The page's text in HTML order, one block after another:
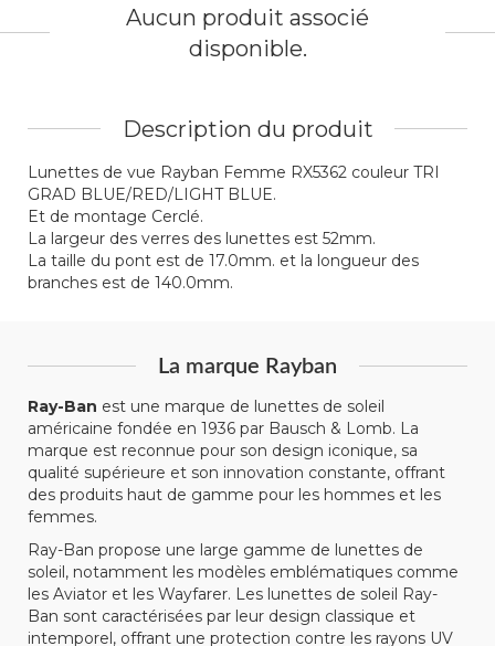
Description du produit
Lunettes de vue Rayban Femme RX5362 couleur TRI
GRAD BLUE/RED/LIGHT BLUE.
Et de montage Cerclé.
La largeur des verres des lunettes est 52mm.
La taille du pont est de 17.0mm. et la longueur des
branches est de 140.0mm.
La marque Rayban
Ray-Ban est une marque de lunettes de soleil
américaine fondée en 1936 par Bausch & Lomb. La
marque est reconnue pour son design iconique, sa
qualité supérieure et son innovation constante, offrant
des produits haut de gamme pour les hommes et les
femmes.
Ray-Ban propose une large gamme de lunettes de
soleil, notamment les modèles emblématiques comme
les Aviator et les Wayfarer. Les lunettes de soleil Ray-
Ban sont caractérisées par leur design classique et
intemporel, offrant une protection contre les rayons UV
Aucun produit associé
disponible.